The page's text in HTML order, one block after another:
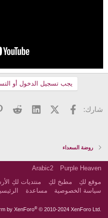
يجب تسجيل الدخول أو
شارك: فيسبوك X (Twitter)
LinkedIn
روضة السعداء
Purple Heaven
Arabic2
موقع لكِ
مطبخ لكِ منتديات لكِ
سياسة الخصوصية
مساعدة
by XenForo® © 2010-2024 XenForo Ltd.